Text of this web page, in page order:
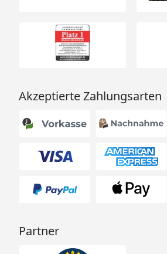
Akzeptierte Zahlungsarten
Partner